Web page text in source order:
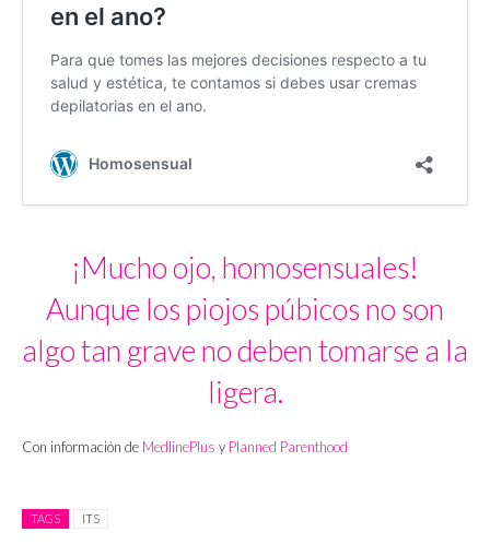
¡Mucho ojo, homosensuales!
Aunque los piojos púbicos no son
algo tan grave no deben tomarse a la
ligera.
Con información de MedlinePlus y Planned Parenthood
TAGS ITS